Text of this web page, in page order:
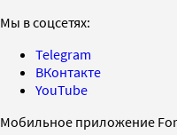
Мы в соцсетях:
Telegram
ВКонтакте
YouTube
Мобильное приложение